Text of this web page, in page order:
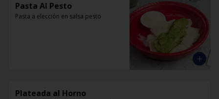
Pasta Al Pesto
Pasta a elección en salsa pesto
Plateada al Horno